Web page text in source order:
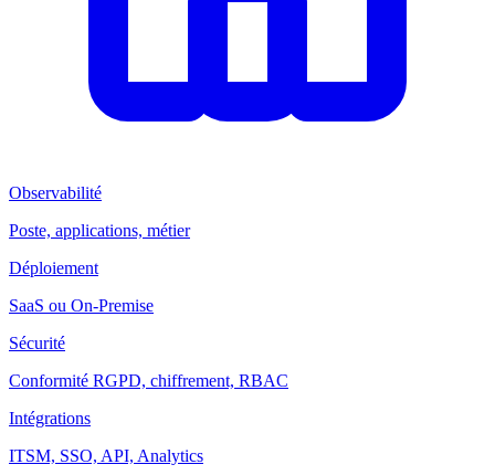
Observabilité
Poste, applications, métier
Déploiement
SaaS ou On-Premise
Sécurité
Conformité RGPD, chiffrement, RBAC
Intégrations
ITSM, SSO, API, Analytics